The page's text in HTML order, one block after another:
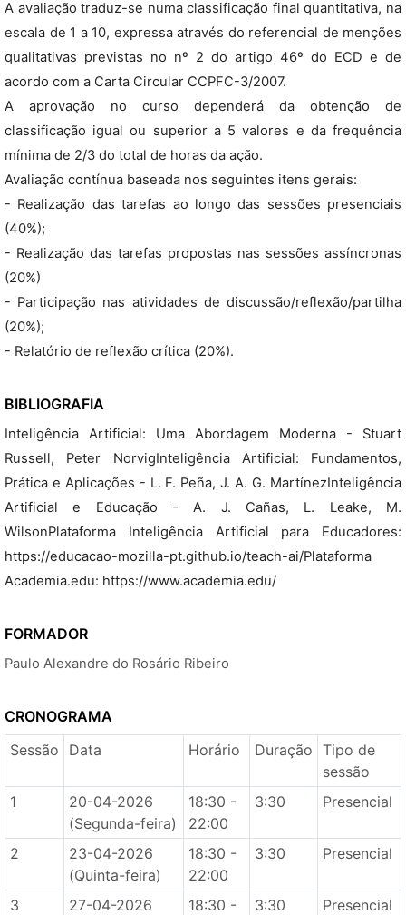
A avaliação traduz-se numa classificação final quantitativa, na
escala de 1 a 10, expressa através do referencial de menções
qualitativas previstas no nº 2 do artigo 46º do ECD e de
acordo com a Carta Circular CCPFC-3/2007.
A aprovação no curso dependerá da obtenção de
classificação igual ou superior a 5 valores e da frequência
mínima de 2/3 do total de horas da ação.
Avaliação contínua baseada nos seguintes itens gerais:
- Realização das tarefas ao longo das sessões presenciais
(40%);
- Realização das tarefas propostas nas sessões assíncronas
(20%)
- Participação nas atividades de discussão/reflexão/partilha
(20%);
- Relatório de reflexão crítica (20%).
BIBLIOGRAFIA
Inteligência Artificial: Uma Abordagem Moderna - Stuart
Russell, Peter NorvigInteligência Artificial: Fundamentos,
Prática e Aplicações - L. F. Peña, J. A. G. MartínezInteligência
Artificial e Educação - A. J. Cañas, L. Leake, M.
WilsonPlataforma Inteligência Artificial para Educadores:
https://educacao-mozilla-pt.github.io/teach-ai/Plataforma
Academia.edu: https://www.academia.edu/
FORMADOR
Paulo Alexandre do Rosário Ribeiro
CRONOGRAMA
Sessão
Data Horário Duração Tipo de
sessão
1
20-04-2026
(Segunda-feira)
18:30 -
22:00
3:30 Presencial
2
23-04-2026
(Quinta-feira)
18:30 -
22:00
3:30 Presencial
3
27-04-2026
18:30 -
3:30 Presencial